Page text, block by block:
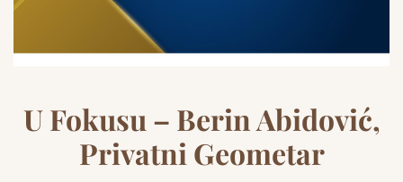
U Fokusu – Berin Abidović,
Privatni Geometar